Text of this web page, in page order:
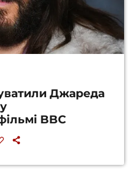
Джареда
BBC